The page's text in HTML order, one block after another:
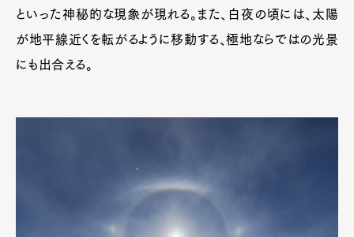
といった神秘的な現象が現れる。また、白夜の頃には、太陽
が地平線近くを転がるように移動する、極地ならではの光景
にも出合える。